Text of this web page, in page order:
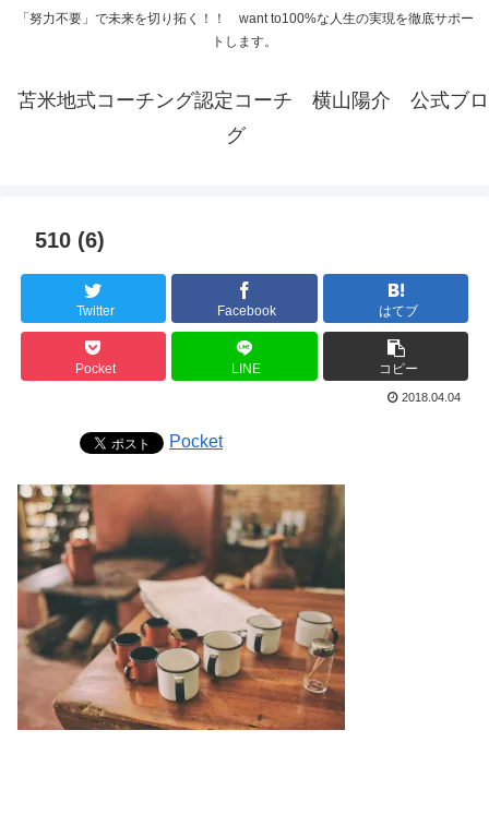
「努力不要」で未来を切り拓く！！ want to100%な人生の実現を徹底サポー
トします。
苫米地式コーチング認定コーチ 横山陽介 公式ブロ
グ
510 (6)
Twitter Facebook はてブ
Pocket LINE コピー
2018.04.04
Pocket